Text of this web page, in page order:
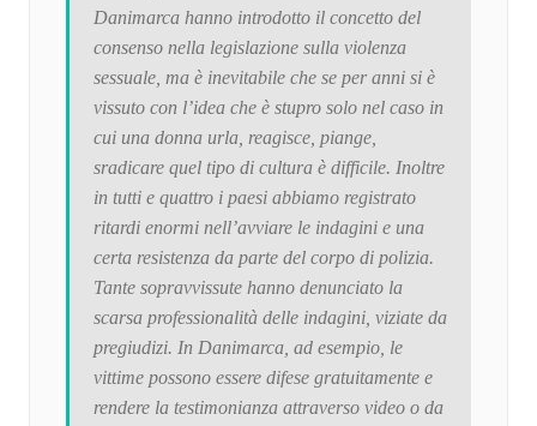
Danimarca hanno introdotto il concetto del
consenso nella legislazione sulla violenza
sessuale, ma è inevitabile che se per anni si è
vissuto con l’idea che è stupro solo nel caso in
cui una donna urla, reagisce, piange,
sradicare quel tipo di cultura è difficile. Inoltre
in tutti e quattro i paesi abbiamo registrato
ritardi enormi nell’avviare le indagini e una
certa resistenza da parte del corpo di polizia.
Tante sopravvissute hanno denunciato la
scarsa professionalità delle indagini, viziate da
pregiudizi. In Danimarca, ad esempio, le
vittime possono essere difese gratuitamente e
rendere la testimonianza attraverso video o da